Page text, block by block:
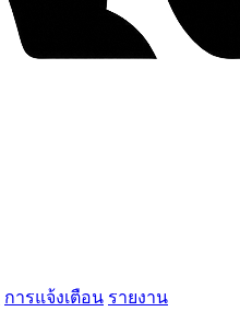
การแจ้งเตือน รายงาน